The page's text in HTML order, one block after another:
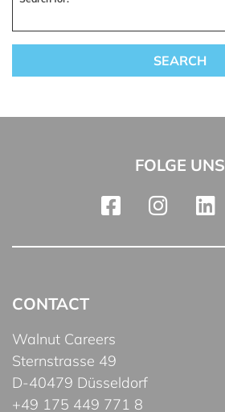
FOLGE UNS
CONTACT
Walnut Careers
Sternstrasse 49
D-40479 Düsseldorf
+49 175 449 771 8